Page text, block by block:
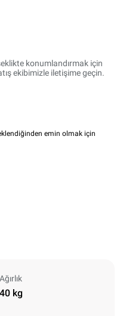
konumlandırmak için
ekibimizle iletişime geçin.
emin olmak için
Ağırlık
40 kg